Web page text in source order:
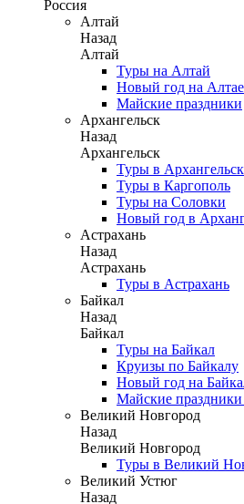
Россия
Алтай
Назад
Алтай
Туры на Алтай
Новый год на Алтае
Майские праздники
Архангельск
Назад
Архангельск
Туры в Архангельск
Туры в Каргополь
Туры на Соловки
Новый год в
Астрахань
Назад
Астрахань
Туры в Астрахань
Байкал
Назад
Байкал
Туры на Байкал
Круизы по Байкалу
Новый год на
Майские праздники
Великий Новгород
Назад
Великий Новгород
Туры в Великий
Великий Устюг
Назад